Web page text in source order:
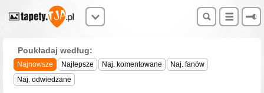
Poukładaj według:
Najnowsze Najlepsze Naj. komentowane
Naj. fanów
Naj. odwiedzane